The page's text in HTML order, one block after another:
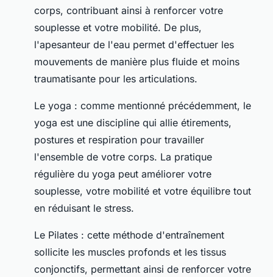
corps, contribuant ainsi à renforcer votre
souplesse et votre mobilité. De plus,
l'apesanteur de l'eau permet d'effectuer les
mouvements de manière plus fluide et moins
traumatisante pour les articulations.
Le yoga : comme mentionné précédemment, le
yoga est une discipline qui allie étirements,
postures et respiration pour travailler
l'ensemble de votre corps. La pratique
régulière du yoga peut améliorer votre
souplesse, votre mobilité et votre équilibre tout
en réduisant le stress.
Le Pilates : cette méthode d'entraînement
sollicite les muscles profonds et les tissus
conjonctifs, permettant ainsi de renforcer votre